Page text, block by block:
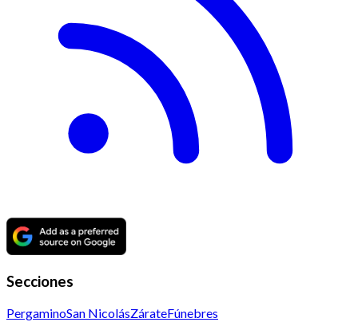
Secciones
PergaminoSan NicolásZárateFúnebres